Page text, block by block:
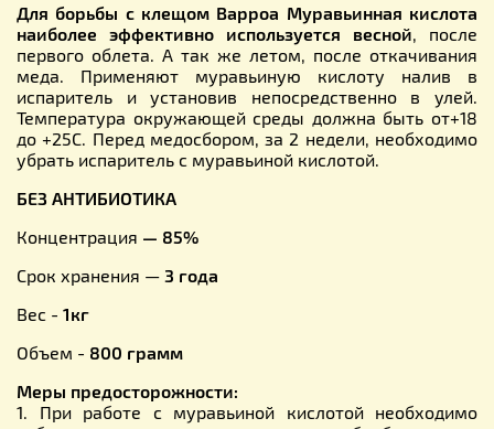
Для борьбы с клещом Варроа Муравьинная кислота
наиболее эффективно используется весной, после
первого облета. А так же летом, после откачивания
меда. Применяют муравьиную кислоту налив в
испаритель и установив непосредственно в улей.
Температура окружающей среды должна быть от+18
до +25С. Перед медосбором, за 2 недели, необходимо
убрать испаритель с муравьиной кислотой.
БЕЗ АНТИБИОТИКА
Концентрация — 85%
Срок хранения — 3 года
Вес - 1кг
Объем - 800 грамм
Меры предосторожности:
1. При работе с муравьиной кислотой необходимо